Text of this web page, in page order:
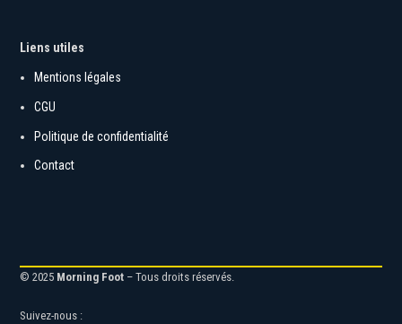
Liens utiles
Mentions légales
CGU
Politique de confidentialité
Contact
© 2025 Morning Foot – Tous droits réservés.
Suivez-nous :